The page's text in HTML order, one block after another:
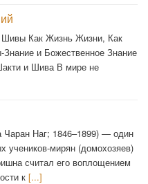
Шивы Как Жизнь Жизни, Как
и Божественное Знание
и Шива В мире не
Наг; 1846–1899) — один
мирян (домохозяев)
считал его воплощением
к [...]